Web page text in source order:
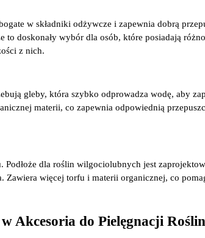
w składniki odżywcze i zapewnia dobrą
doskonały wybór dla osób, które posiadają
z nich.
gleby, która szybko odprowadza wodę, aby
materii, co zapewnia odpowiednią
dla roślin wilgociolubnych jest
Zawiera więcej torfu i materii organicznej, co
Akcesoria do Pielęgnacji